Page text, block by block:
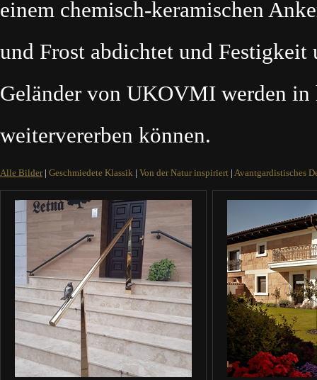
einem chemisch-keramischen
und Frost abdichtet und
Geländer von UKOVMI werden
weitervererben können.
Alle Bilder| Geschmiedete Klassik | Von der Natur inspiriert | Avantgardistisches